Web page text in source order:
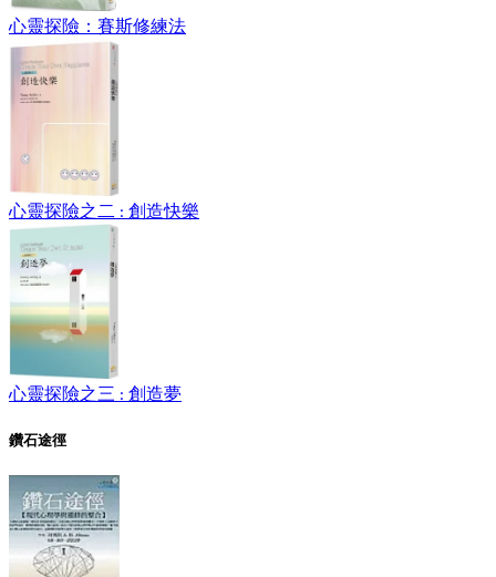
心靈探險：賽斯修練法
心靈探險之二 : 創造快樂
心靈探險之三 : 創造夢
鑽石途徑